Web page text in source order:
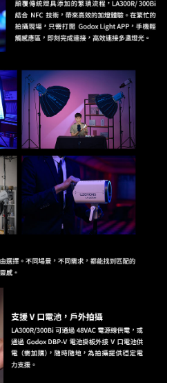
將依據個別帳號之用戶狀況，依本公司即
有額度不足之情形，本公司將視審查結果
人資訊註冊。若發現惡意使用之情形，